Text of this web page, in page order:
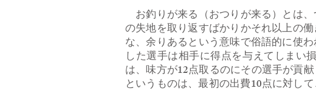
お釣りが来る（おつりが来る）とは
の失地を取り返すばかりかそれ以上の
な、余りあるという意味で俗語的に使
した選手は相手に得点を与えてしまい
は、味方が12点取るのにその選手が貢
というものは、最初の出費10点に対し